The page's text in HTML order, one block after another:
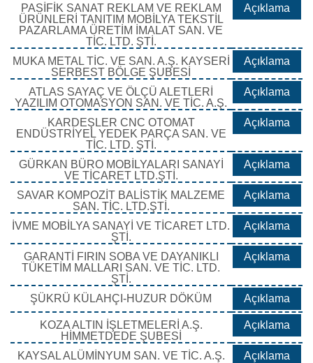
PASİFİK SANAT REKLAM VE REKLAM
ÜRÜNLERİ TANITIM MOBİLYA TEKSTİL
PAZARLAMA ÜRETİM İMALAT SAN. VE
TİC. LTD. ŞTİ.
Açıklama
MUKA METAL TİC. VE SAN. A.Ş. KAYSERİ
SERBEST BÖLGE ŞUBESİ
Açıklama
ATLAS SAYAÇ VE ÖLÇÜ ALETLERİ
YAZILIM OTOMASYON SAN. VE TİC. A.Ş.
Açıklama
KARDEŞLER CNC OTOMAT
ENDÜSTRİYEL YEDEK PARÇA SAN. VE
TİC. LTD. ŞTİ.
Açıklama
GÜRKAN BÜRO MOBİLYALARI SANAYİ
VE TİCARET LTD.ŞTİ.
Açıklama
SAVAR KOMPOZİT BALİSTİK MALZEME
SAN. TİC. LTD.ŞTİ.
Açıklama
İVME MOBİLYA SANAYİ VE TİCARET LTD.
ŞTİ.
Açıklama
GARANTİ FIRIN SOBA VE DAYANIKLI
TÜKETİM MALLARI SAN. VE TİC. LTD.
ŞTİ.
Açıklama
ŞÜKRÜ KÜLAHÇI-HUZUR DÖKÜM Açıklama
KOZA ALTIN İŞLETMELERİ A.Ş.
HİMMETDEDE ŞUBESİ
Açıklama
KAYSAL ALÜMİNYUM SAN. VE TİC. A.Ş. Açıklama